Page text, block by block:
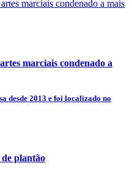
marciais condenado a
desde 2013 e foi localizado no
plantão